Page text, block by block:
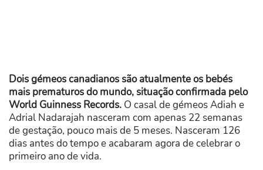
Dois gémeos canadianos são atualmente os bebés
mais prematuros do mundo, situação confirmada pelo
World Guinness Records. O casal de gémeos Adiah e
Adrial Nadarajah nasceram com apenas 22 semanas
de gestação, pouco mais de 5 meses. Nasceram 126
dias antes do tempo e acabaram agora de celebrar o
primeiro ano de vida.